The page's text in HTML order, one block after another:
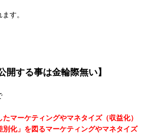
す。
開する事は金輪際無い】
たマーケティングやマネタイズ（収益化）
別化」を図るマーケティングやマネタイズ